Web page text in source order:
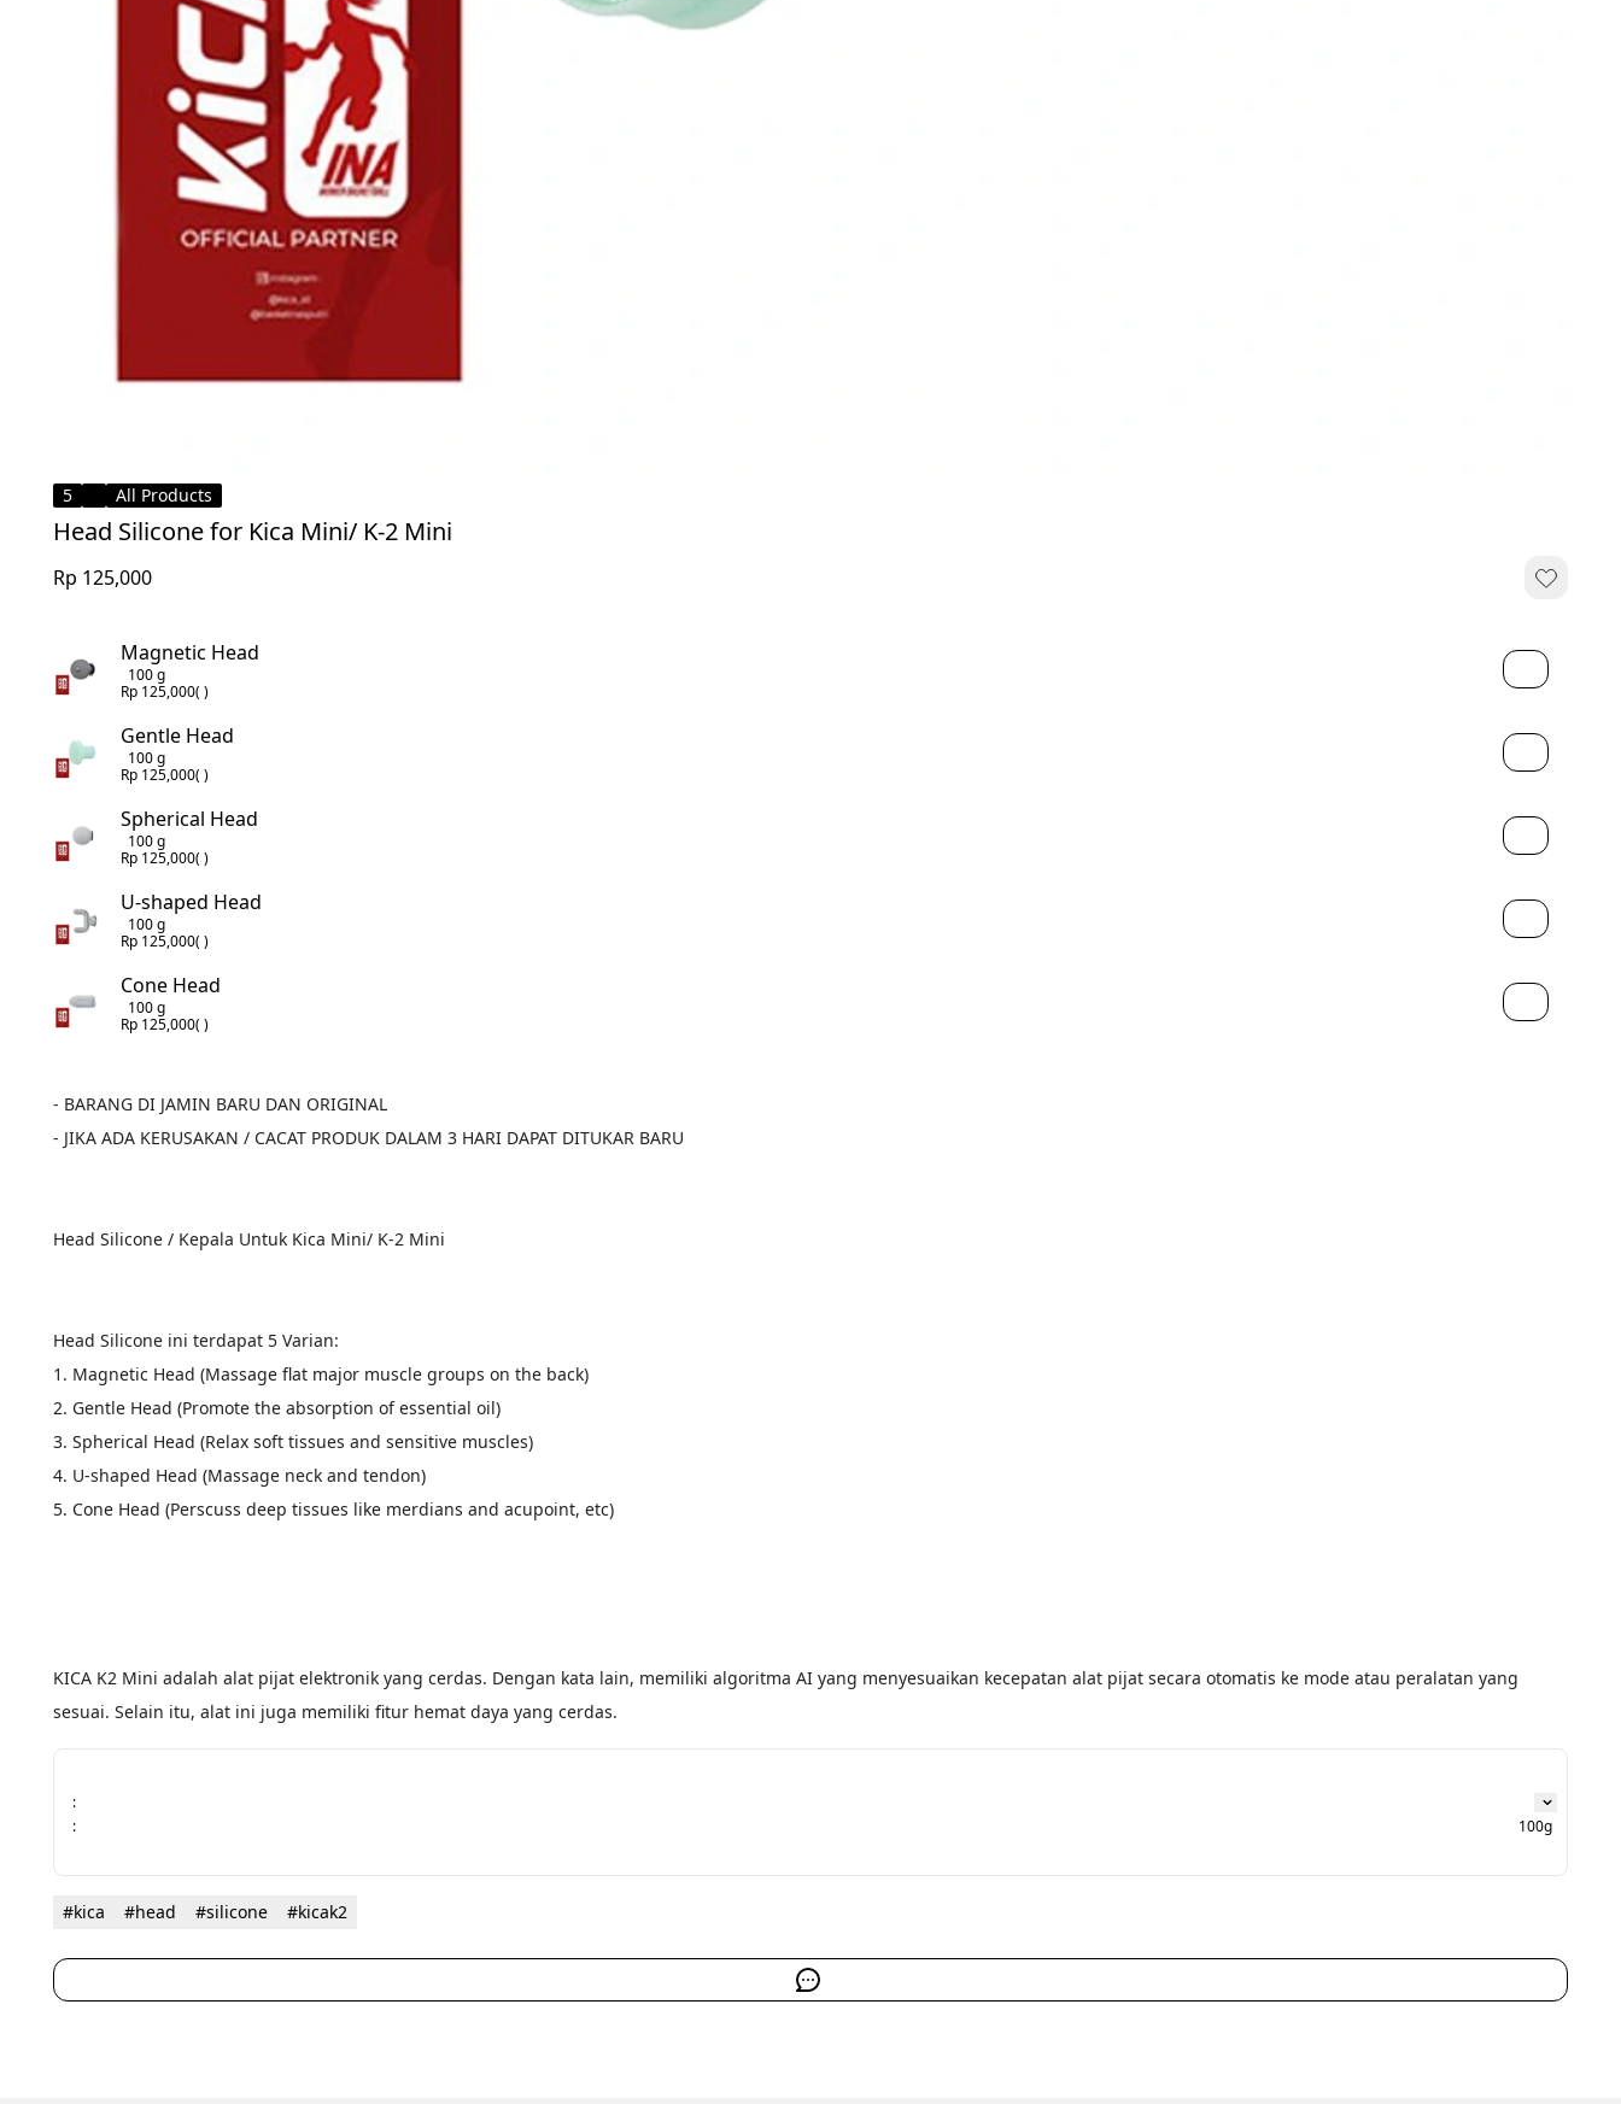
5 All Products
Head Silicone for Kica Mini/ K-2 Mini
Rp 125,000
Magnetic Head
100 g
Rp 125,000( )
Gentle Head
100 g
Rp 125,000( )
Spherical Head
100 g
Rp 125,000( )
U-shaped Head
100 g
Rp 125,000( )
Cone Head
100 g
Rp 125,000( )
- BARANG DI JAMIN BARU DAN ORIGINAL
- JIKA ADA KERUSAKAN / CACAT PRODUK DALAM 3 HARI DAPAT DITUKAR BARU
Head Silicone / Kepala Untuk Kica Mini/ K-2 Mini
Head Silicone ini terdapat 5 Varian:
1. Magnetic Head (Massage flat major muscle groups on the back)
2. Gentle Head (Promote the absorption of essential oil)
3. Spherical Head (Relax soft tissues and sensitive muscles)
4. U-shaped Head (Massage neck and tendon)
5. Cone Head (Perscuss deep tissues like merdians and acupoint, etc)
KICA K2 Mini adalah alat pijat elektronik yang cerdas. Dengan kata lain, memiliki algoritma AI yang menyesuaikan kecepatan alat pijat secara otomatis ke mode atau peralatan yang
sesuai. Selain itu, alat ini juga memiliki fitur hemat daya yang cerdas.
:
:
100g
#kica #head #silicone #kicak2